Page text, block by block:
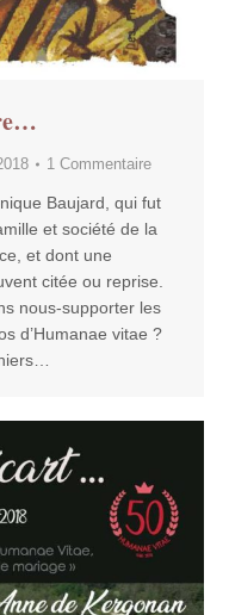
1 Commentaire
Baujard, qui fut
et société de la
et dont une
citée ou reprise.
nous-supporter les
d’Humanae vitae ?